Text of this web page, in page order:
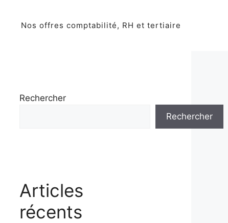
Nos offres comptabilité, RH et tertiaire
Rechercher
Rechercher
Articles
récents